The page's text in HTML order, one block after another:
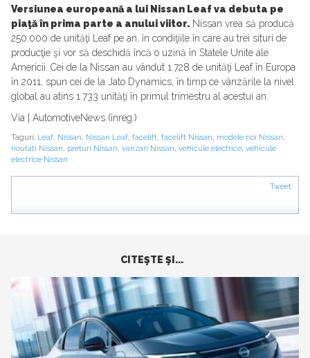
Versiunea europeană a lui Nissan Leaf va debuta pe
piaţă în prima parte a anului viitor. Nissan vrea să producă
250.000 de unităţi Leaf pe an, în condiţiile în care au trei situri de
producţie şi vor să deschidă încă o uzină în Statele Unite ale
Americii. Cei de la Nissan au vândut 1.728 de unităţi Leaf în Europa
în 2011, spun cei de la Jato Dynamics, în timp ce vânzările la nivel
global au atins 1.733 unităţi în primul trimestru al acestui an.
Via | AutomotiveNews (înreg.)
Taguri: Leaf, Nissan, Nissan Leaf, facelift, facelift Nissan, modele noi Nissan,
noutati Nissan, preturi Nissan, vanzari Nissan, vehicule electrice, vehicule
electrice Nissan
Tweet
CITEŞTE ŞI...